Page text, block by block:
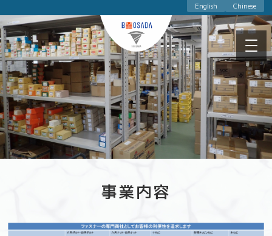
English Chinese
事業内容